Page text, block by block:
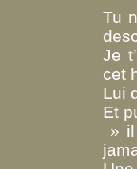
Tu
Je
cet
Lui
Et
»